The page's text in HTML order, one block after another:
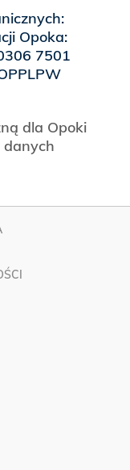
Opoka:
7501
dla Opoki